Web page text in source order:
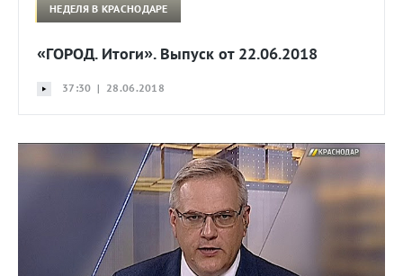
НЕДЕЛЯ В КРАСНОДАРЕ
«ГОРОД. Итоги». Выпуск от 22.06.2018
37:30 | 28.06.2018